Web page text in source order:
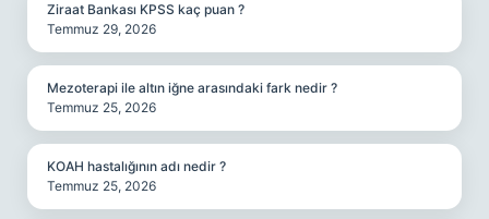
Ziraat Bankası KPSS kaç puan ?
Temmuz 29, 2026
Mezoterapi ile altın iğne arasındaki fark nedir ?
Temmuz 25, 2026
KOAH hastalığının adı nedir ?
Temmuz 25, 2026